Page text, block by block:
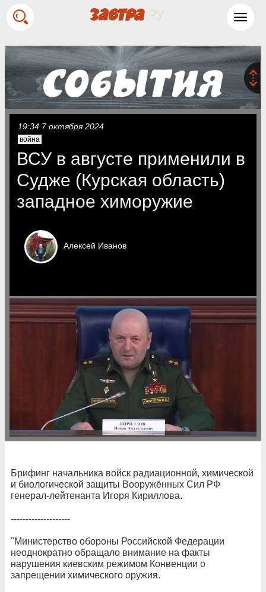
19:34 7 октября 2024
война
ВСУ в августе применили в
Судже (Курская область)
западное химоружие
Алексей Иванов
Брифинг начальника войск радиационной, химической
и биологической защиты Вооружённых Сил РФ
генерал-лейтенанта Игоря Кириллова.
--------------------
"Министерство обороны Российской Федерации
неоднократно обращало внимание на факты
нарушения киевским режимом Конвенции о
запрещении химического оружия.